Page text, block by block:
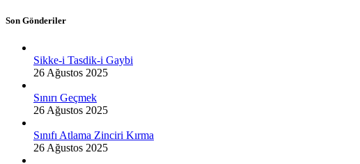
Son Gönderiler
Sikke-i Tasdik-i Gaybi
26 Ağustos 2025
Sınırı Geçmek
26 Ağustos 2025
Sınıfı Atlama Zinciri Kırma
26 Ağustos 2025